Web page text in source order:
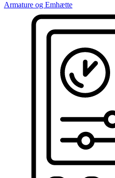
Armature og Emhætte